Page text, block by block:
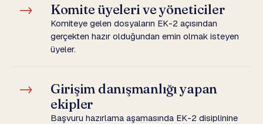
→ Komite üyeleri ve yöneticiler
Komiteye gelen dosyaların EK-2 açısından
gerçekten hazır olduğundan emin olmak isteyen
üyeler.
→
Girişim danışmanlığı yapan
ekipler
Başvuru hazırlama aşamasında EK-2 disiplinine